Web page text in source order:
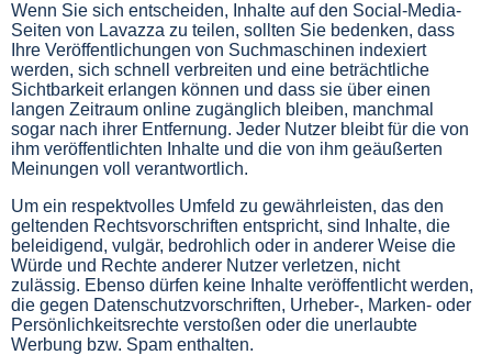
Wenn Sie sich entscheiden, Inhalte auf den Social-Media-
Seiten von Lavazza zu teilen, sollten Sie bedenken, dass
Ihre Veröffentlichungen von Suchmaschinen indexiert
werden, sich schnell verbreiten und eine beträchtliche
Sichtbarkeit erlangen können und dass sie über einen
langen Zeitraum online zugänglich bleiben, manchmal
sogar nach ihrer Entfernung. Jeder Nutzer bleibt für die von
ihm veröffentlichten Inhalte und die von ihm geäußerten
Meinungen voll verantwortlich.
Um ein respektvolles Umfeld zu gewährleisten, das den
geltenden Rechtsvorschriften entspricht, sind Inhalte, die
beleidigend, vulgär, bedrohlich oder in anderer Weise die
Würde und Rechte anderer Nutzer verletzen, nicht
zulässig. Ebenso dürfen keine Inhalte veröffentlicht werden,
die gegen Datenschutzvorschriften, Urheber‑, Marken‑ oder
Persönlichkeitsrechte verstoßen oder die unerlaubte
Werbung bzw. Spam enthalten.